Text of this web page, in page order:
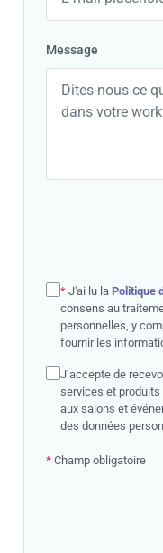
Message
* J'ai lu la Politique
consens au
personnelles, y
fournir les
J’accepte de
services et produits
aux salons et
des données
* Champ obligatoire